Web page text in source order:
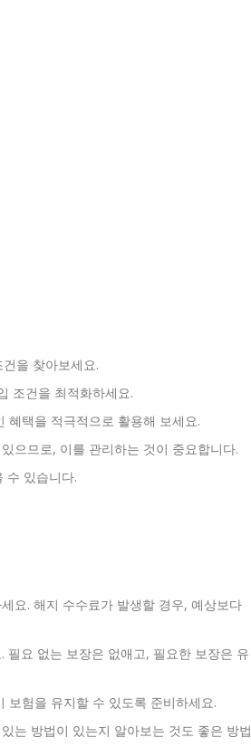
을 찾아보세요.
조건을 최적화하세요.
혜택을 적극적으로 활용해 보세요.
으므로, 이를 관리하는 것이 중요합니다.
수 있습니다.
요. 해지 수수료가 발생할 경우, 예상보다
요 없는 보장은 없애고, 필요한 보장은 유
보험을 유지할 수 있도록 준비하세요.
는 방법이 있는지 알아보는 것도 좋은 방법